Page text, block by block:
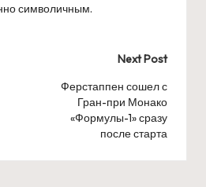
символичным.
Next Post
Ферстаппен сошел с
Гран-при Монако
«Формулы-1» сразу
после старта